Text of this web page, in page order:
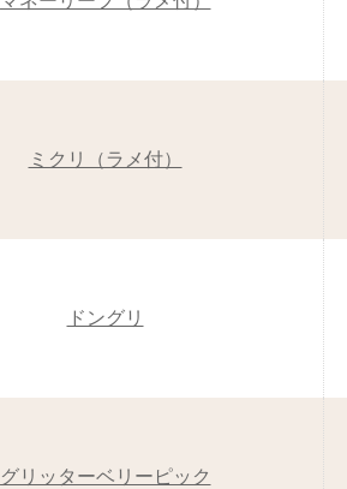
ミクリ（ラメ付）
ドングリ
グリッターベリーピック